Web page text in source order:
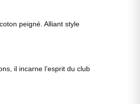
peigné. Alliant style
il incarne l’esprit du club